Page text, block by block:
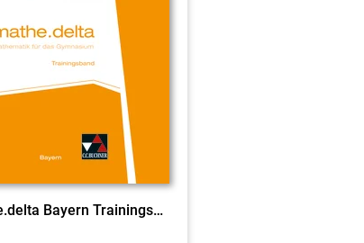
mathe.delta Bayern Trainingsband 9